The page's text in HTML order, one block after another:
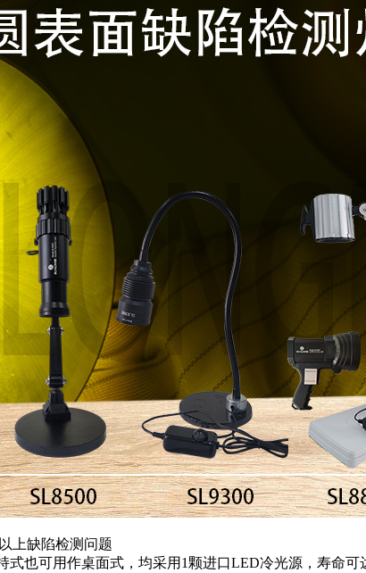
上缺陷检测问题
式也可用作桌面式，均采用1颗进口LED冷光源，寿命